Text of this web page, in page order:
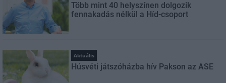
Több mint 40 helyszínen dolgozik
fennakadás nélkül a Híd-csoport
Aktuális
Húsvéti játszóházba hív Pakson az ASE